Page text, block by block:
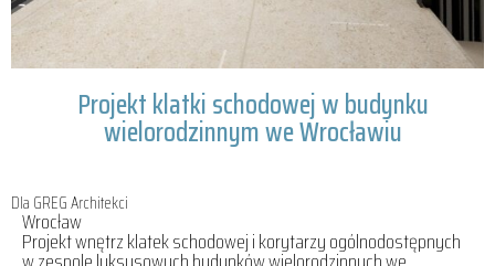
Projekt klatki schodowej w budynku
wielorodzinnym we Wrocławiu
Dla GREG Architekci
Wrocław
Projekt wnętrz klatek schodowej i korytarzy ogólnodostępnych